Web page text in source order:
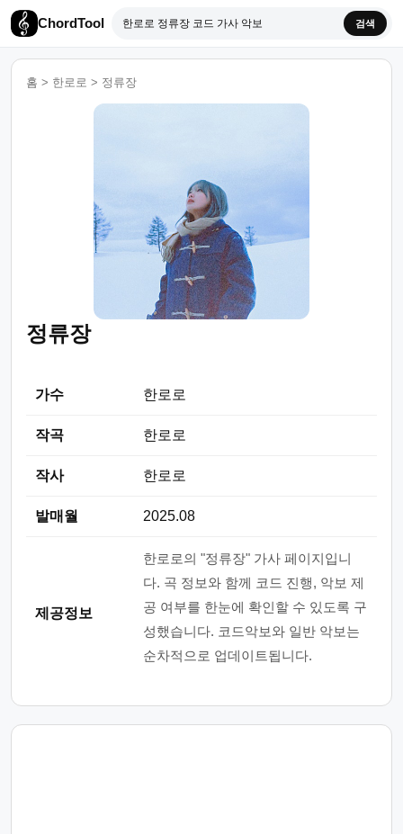
ChordTool 검색
홈 > 한로로 > 정류장
정류장
가수 한로로
작곡 한로로
작사 한로로
발매월 2025.08
제공정보
한로로의 "정류장" 가사 페이지입니
다. 곡 정보와 함께 코드 진행, 악보 제
공 여부를 한눈에 확인할 수 있도록 구
성했습니다. 코드악보와 일반 악보는
순차적으로 업데이트됩니다.